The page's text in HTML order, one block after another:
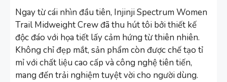
Ngay từ cái nhìn đầu tiên, Injinji Spectrum Women
Trail Midweight Crew đã thu hút tôi bởi thiết kế
độc đáo với họa tiết lấy cảm hứng từ thiên nhiên.
Không chỉ đẹp mắt, sản phẩm còn được chế tạo tỉ
mỉ với chất liệu cao cấp và công nghệ tiên tiến,
mang đến trải nghiệm tuyệt vời cho người dùng.